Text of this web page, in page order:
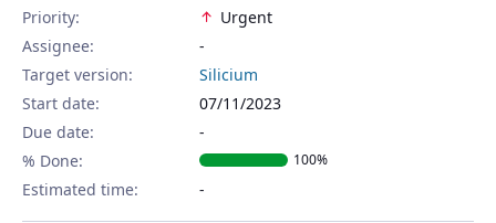
Priority:
Urgent
Assignee:
-
Target version:
Silicium
Start date:
07/11/2023
Due date:
% Done:
100%
Estimated time: